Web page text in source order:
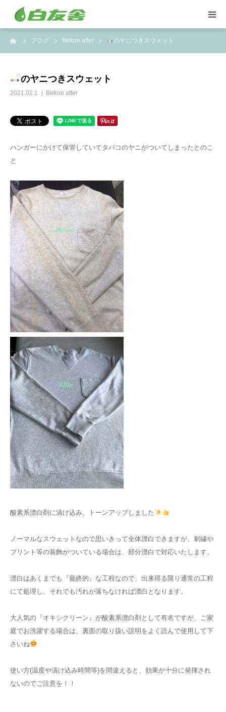
ブログ Before after のヤニつきスウェット
のヤニつきスウェット
2021.02.1 Before after
ハンガーにかけて保管していてタバコのヤニがついてしまったとのこ
と
酸素系漂白剤に漬け込み、トーンアップしました
ノーマルなスウェットなので思いきって全体漂白できますが、刺繍や
プリント等の装飾がついている場合は、部分漂白で対応いたします。
漂白はあくまでも『最終的』な工程なので、出来得る限り通常の工程
にて処理し、それでも汚れが落ちなければ漂白となります。
大人気の『オキシクリーン』が酸素系漂白剤として有名ですが、ご家
庭でお洗濯する場合は、裏面の取り扱い説明をよく読んで使用して下
さいね
使い方(温度や漬け込み時間等)を間違えると、効果が十分に発揮され
ないのでご注意を！！
集配サービス